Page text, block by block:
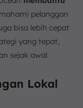
pelanggan
bisa lebih cepat
yang tepat,
sejak awal.
Lokal